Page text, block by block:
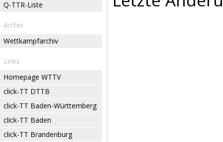
Q-TTR-Liste
Archiv
Wettkampfarchiv
Links
Homepage WTTV
click-TT DTTB
click-TT Baden-Württemberg
click-TT Baden
click-TT Brandenburg